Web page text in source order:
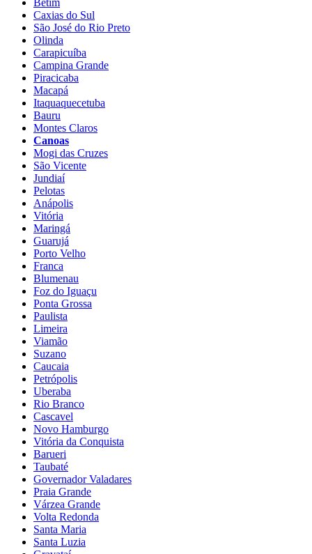
Betim
Caxias do Sul
São José do Rio Preto
Olinda
Carapicuíba
Campina Grande
Piracicaba
Macapá
Itaquaquecetuba
Bauru
Montes Claros
Canoas
Mogi das Cruzes
São Vicente
Jundiaí
Pelotas
Anápolis
Vitória
Maringá
Guarujá
Porto Velho
Franca
Blumenau
Foz do Iguaçu
Ponta Grossa
Paulista
Limeira
Viamão
Suzano
Caucaia
Petrópolis
Uberaba
Rio Branco
Cascavel
Novo Hamburgo
Vitória da Conquista
Barueri
Taubaté
Governador Valadares
Praia Grande
Várzea Grande
Volta Redonda
Santa Maria
Santa Luzia